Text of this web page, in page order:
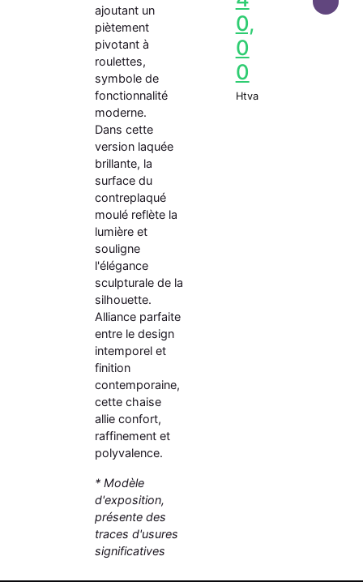
ajoutant un
piètement
pivotant à
roulettes,
symbole de
fonctionnalité
moderne.
Dans cette
version laquée
brillante, la
surface du
contreplaqué
moulé reflète la
lumière et
souligne
l'élégance
sculpturale de la
silhouette.
Alliance parfaite
entre le design
intemporel et
finition
contemporaine,
cette chaise
allie confort,
raffinement et
polyvalence.
* Modèle
d'exposition,
présente des
traces d'usures
significatives
0,
0
0
Htva